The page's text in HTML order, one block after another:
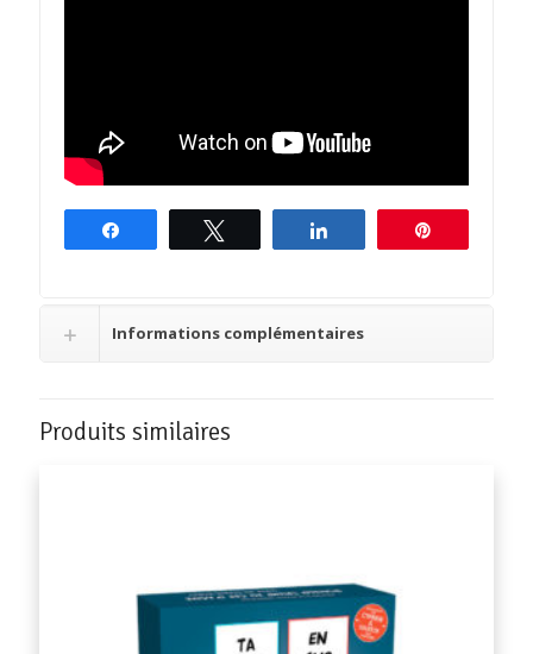
Informations complémentaires
Produits similaires